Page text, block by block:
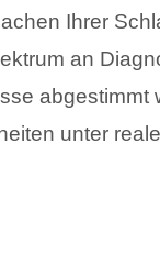
Ihrer
an
unter